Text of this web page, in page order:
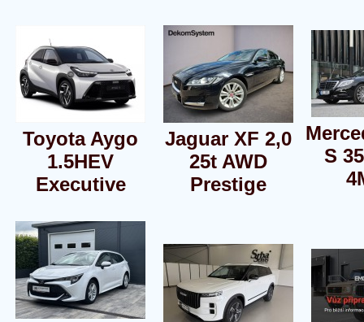
Toyota Aygo
1.5HEV
Executive
Jaguar XF 2,0
25t AWD
Prestige
S